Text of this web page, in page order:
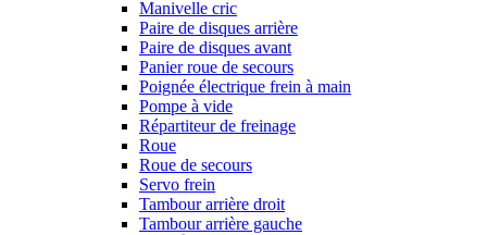
Manivelle cric
Paire de disques arrière
Paire de disques avant
Panier roue de secours
Poignée électrique frein à main
Pompe à vide
Répartiteur de freinage
Roue
Roue de secours
Servo frein
Tambour arrière droit
Tambour arrière gauche